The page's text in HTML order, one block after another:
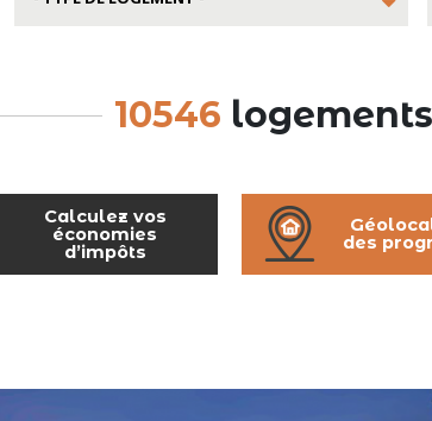
10546
Calculez vos
économies
d’impôts
des